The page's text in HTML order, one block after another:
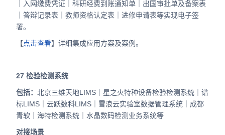
｜入网缴费凭证｜科研经费到账通知单｜出国审批单及备案表
｜答辩记录表｜教师资格认定表｜进修申请表等实现电子签
署。
【点击查看】详细集成应用方案及案例。
27 检验检测系统
包括： 北京三维天地LIMS｜星之火特种设备检验检测系统｜谱
标LIMS｜云跃数科LIMS｜雪浪云实验室数据管理系统｜成都
青软｜海特检测系统｜水晶数码检测业务系统等
对接场景